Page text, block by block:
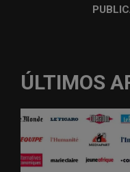
ÚLTIMOS